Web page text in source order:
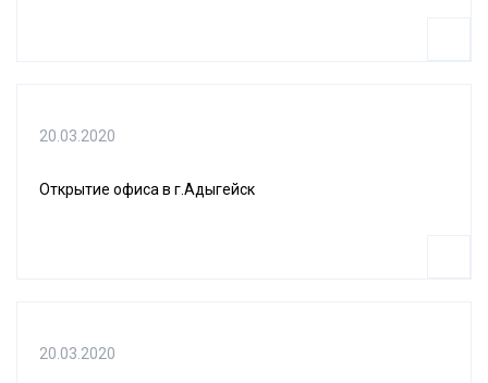
20.03.2020
Открытие офиса в г.Адыгейск
20.03.2020